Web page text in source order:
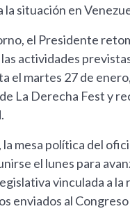
la situación en
el Presidente
actividades
el martes 27 de
La Derecha Fest y
la mesa política del
el lunes para
vinculada a la
enviados al Congreso